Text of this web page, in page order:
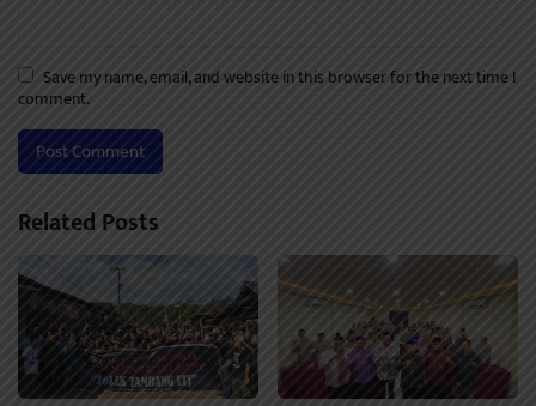
Save my name, email, and website in this browser for the next time I
comment.
Related Posts